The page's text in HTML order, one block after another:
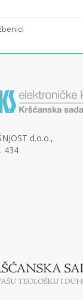
d.o.o.,
434